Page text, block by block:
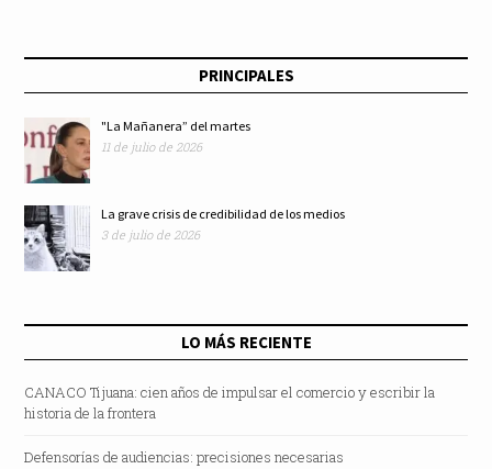
PRINCIPALES
"La Mañanera” del martes
11 de julio de 2026
La grave crisis de credibilidad de los medios
3 de julio de 2026
LO MÁS RECIENTE
CANACO Tijuana: cien años de impulsar el comercio y escribir la
historia de la frontera
Defensorías de audiencias: precisiones necesarias